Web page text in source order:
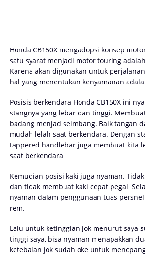
Honda CB150X mengadopsi konsep
satu syarat menjadi motor touring
Karena akan digunakan untuk
hal yang menentukan kenyamanan
Posisis berkendara Honda CB150X ini
stangnya yang lebar dan tinggi.
badang menjad seimbang. Baik tangan
mudah lelah saat berkendara. Dengan
tappered handlebar juga membuat kita
saat berkendara.
Kemudian posisi kaki juga nyaman.
dan tidak membuat kaki cepat pegal.
nyaman dalam penggunaan tuas
rem.
Lalu untuk ketinggian jok menurut saya
tinggi saya, bisa nyaman menapakkan
ketebalan jok sudah oke untuk